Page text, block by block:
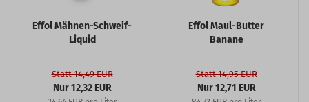
Effol Mähnen-Schweif-
Liquid
Statt 14,49 EUR
Nur 12,32 EUR
Effol Maul-Butter
Banane
Statt 14,95 EUR
Nur 12,71 EUR